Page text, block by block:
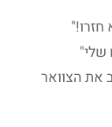
שלי"
את הצוואר